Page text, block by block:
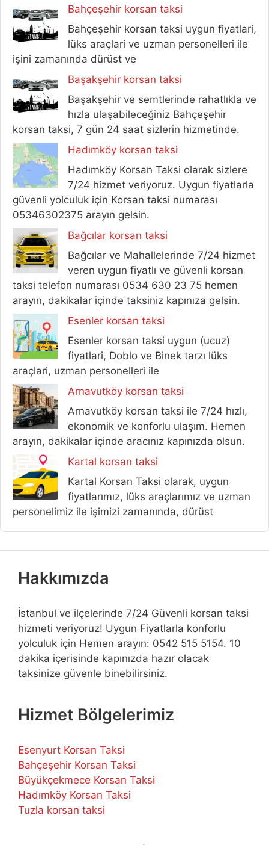
Bahçeşehir korsan taksi
Bahçeşehir korsan taksi uygun fiyatlari,
lüks araçlari ve uzman personelleri ile
işini zamanında dürüst ve
Başakşehir korsan taksi
Başakşehir ve semtlerinde rahatlıkla ve
hızla ulaşabileceğiniz Bahçeşehir
korsan taksi, 7 gün 24 saat sizlerin hizmetinde.
Hadımköy korsan taksi
Hadımköy Korsan Taksi olarak sizlere
7/24 hizmet veriyoruz. Uygun fiyatlarla
güvenli yolculuk için Korsan taksi numarası
05346302375 arayın gelsin.
Bağcılar korsan taksi
Bağcılar ve Mahallelerinde 7/24 hizmet
veren uygun fiyatlı ve güvenli korsan
taksi telefon numarası 0534 630 23 75 hemen
arayın, dakikalar içinde taksiniz kapınıza gelsin.
Esenler korsan taksi
Esenler korsan taksi uygun (ucuz)
fiyatlari, Doblo ve Binek tarzı lüks
araçlari, uzman personelleri ile
Arnavutköy korsan taksi
Arnavutköy korsan taksi ile 7/24 hızlı,
ekonomik ve konforlu ulaşım. Hemen
arayın, dakikalar içinde aracınız kapınızda olsun.
Kartal korsan taksi
Kartal Korsan Taksi olarak, uygun
fiyatlarımız, lüks araçlarımız ve uzman
personelimiz ile işimizi zamanında, dürüst
Hakkımızda
İstanbul ve ilçelerinde 7/24 Güvenli korsan taksi
hizmeti veriyoruz! Uygun Fiyatlarla konforlu
yolculuk için Hemen arayın: 0542 515 5154. 10
dakika içerisinde kapınızda hazır olacak
taksinize güvenle binebilirsiniz.
Hizmet Bölgelerimiz
Esenyurt Korsan Taksi
Bahçeşehir Korsan Taksi
Büyükçekmece Korsan Taksi
Hadımköy Korsan Taksi
Tuzla korsan taksi